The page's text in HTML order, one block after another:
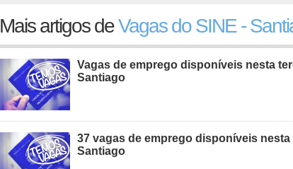
Mais artigos deVagas do SINE -
Vagas de emprego disponíveis nesta
Santiago
37 vagas de emprego disponíveis nesta
Santiago